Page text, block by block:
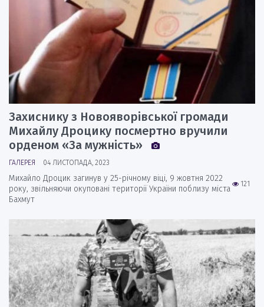
Захиснику з Новояворівської громади
Михайлу Дроцику посмертно вручили
орденом «За мужність»
ГАЛЕРЕЯ 04 ЛИСТОПАДА, 2023
121
Михайло Дроцик загинув у 25-річному віці, 9 жовтня 2022
року, звільняючи окуповані території України поблизу міста
Бахмут